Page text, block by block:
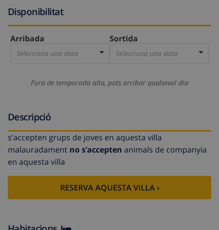
Disponibilitat
Arribada
Selecciona una data
Sortida
Selecciona una data
Fora de temporada alta, pots arribar qualsevol dia
Descripció
s’accepten grups de joves en aquesta villa
malauradament no s’accepten animals de companyia
en aquesta villa
RESERVA AQUESTA VILLA ›